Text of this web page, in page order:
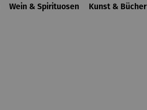
Wein & Spirituosen Kunst & Bücher